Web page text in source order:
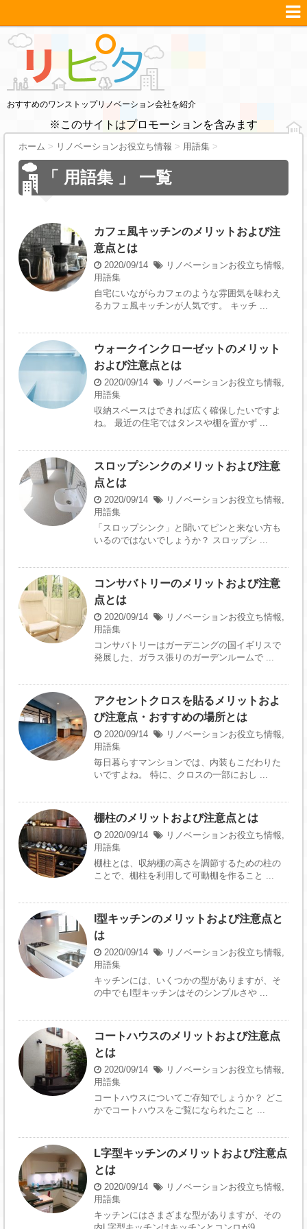
おすすめのワンストップリノベーション会社を紹介
※このサイトはプロモーションを含みます
ホーム > リノベーションお役立ち情報 > 用語集 >
「 用語集 」 一覧
カフェ風キッチンのメリットおよび注
意点とは
2020/09/14 リノベーションお役立ち情報,
用語集
自宅にいながらカフェのような雰囲気を味わえ
るカフェ風キッチンが人気です。 キッチ ...
ウォークインクローゼットのメリット
および注意点とは
2020/09/14 リノベーションお役立ち情報,
用語集
収納スペースはできれば広く確保したいですよ
ね。 最近の住宅ではタンスや棚を置かず ...
スロップシンクのメリットおよび注意
点とは
2020/09/14 リノベーションお役立ち情報,
用語集
「スロップシンク」と聞いてピンと来ない方も
いるのではないでしょうか？ スロップシ ...
コンサバトリーのメリットおよび注意
点とは
2020/09/14 リノベーションお役立ち情報,
用語集
コンサバトリーはガーデニングの国イギリスで
発展した、ガラス張りのガーデンルームで ...
アクセントクロスを貼るメリットおよ
び注意点・おすすめの場所とは
2020/09/14 リノベーションお役立ち情報,
用語集
毎日暮らすマンションでは、内装もこだわりた
いですよね。 特に、クロスの一部におし ...
棚柱のメリットおよび注意点とは
2020/09/14 リノベーションお役立ち情報,
用語集
棚柱とは、収納棚の高さを調節するための柱の
ことで、棚柱を利用して可動棚を作ること ...
I型キッチンのメリットおよび注意点と
は
2020/09/14 リノベーションお役立ち情報,
用語集
キッチンには、いくつかの型がありますが、そ
の中でもI型キッチンはそのシンプルさや ...
コートハウスのメリットおよび注意点
とは
2020/09/14 リノベーションお役立ち情報,
用語集
コートハウスについてご存知でしょうか？ どこ
かでコートハウスをご覧になられたこと ...
L字型キッチンのメリットおよび注意点
とは
2020/09/14 リノベーションお役立ち情報,
用語集
キッチンにはさまざまな型がありますが、その